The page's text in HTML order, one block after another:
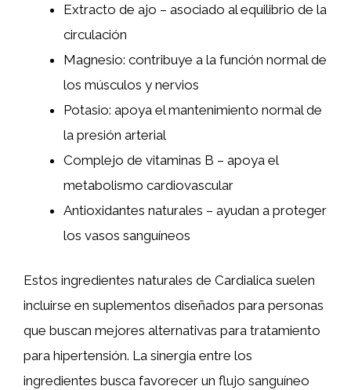
Extracto de ajo – asociado al equilibrio de la
circulación
Magnesio: contribuye a la función normal de
los músculos y nervios
Potasio: apoya el mantenimiento normal de
la presión arterial
Complejo de vitaminas B – apoya el
metabolismo cardiovascular
Antioxidantes naturales – ayudan a proteger
los vasos sanguíneos
Estos ingredientes naturales de Cardialica suelen
incluirse en suplementos diseñados para personas
que buscan mejores alternativas para tratamiento
para hipertensión. La sinergia entre los
ingredientes busca favorecer un flujo sanguíneo